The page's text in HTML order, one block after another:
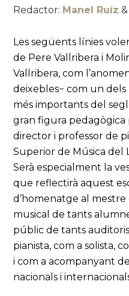
Redactor: Manel Ruíz &
Les següents línies
de Pere Vallribera i
Vallribera, com
deixebles− com un dels
més importants del
gran figura pedagògica
director i professor de
Superior de Música del
Serà especialment la
que reflectirà aquest
d’homenatge al mestre
musical de tants
públic de tants
pianista, com a solista,
i com a acompanyant
nacionals i